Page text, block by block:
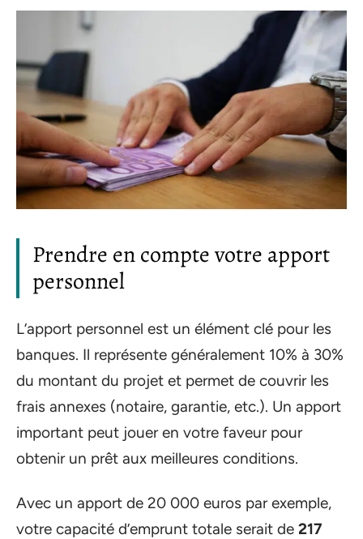
Prendre en compte votre apport
personnel
L’apport personnel est un élément clé pour les
banques. Il représente généralement 10% à 30%
du montant du projet et permet de couvrir les
frais annexes (notaire, garantie, etc.). Un apport
important peut jouer en votre faveur pour
obtenir un prêt aux meilleures conditions.
Avec un apport de 20 000 euros par exemple,
votre capacité d’emprunt totale serait de 217